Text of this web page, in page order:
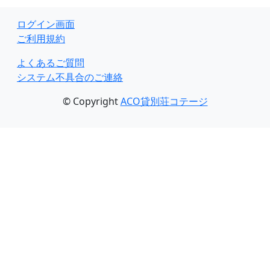
ログイン画面
ご利用規約
よくあるご質問
システム不具合のご連絡
© CopyrightACO貸別荘コテージ